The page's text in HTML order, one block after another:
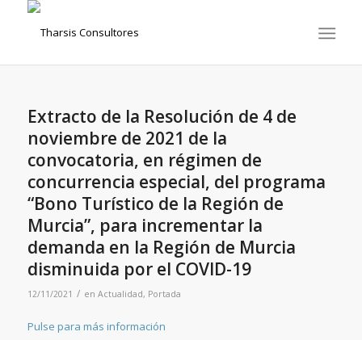
Extracto de la Resolución de 4 de
noviembre de 2021 de la
convocatoria, en régimen de
concurrencia especial, del programa
“Bono Turístico de la Región de
Murcia”, para incrementar la
demanda en la Región de Murcia
disminuida por el COVID-19
12/11/2021 / en Actualidad, Portada
Pulse para más información